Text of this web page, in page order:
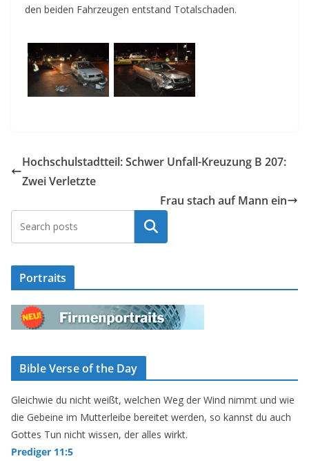
den beiden Fahrzeugen entstand Totalschaden.
Hochschulstadtteil: Schwer Unfall-Kreuzung B 207:
Zwei Verletzte
Frau stach auf Mann ein
Suchen
Portraits
Bible Verse of the Day
Gleichwie du nicht weißt, welchen Weg der Wind nimmt und wie
die Gebeine im Mutterleibe bereitet werden, so kannst du auch
Gottes Tun nicht wissen, der alles wirkt.
Prediger 11:5